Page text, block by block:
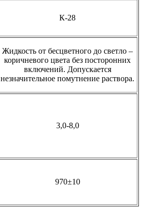
К-28
Жидкость от бесцветного до светло –
коричневого цвета без посторонних
включений. Допускается
незначительное помутнение раствора.
3,0-8,0
970±10